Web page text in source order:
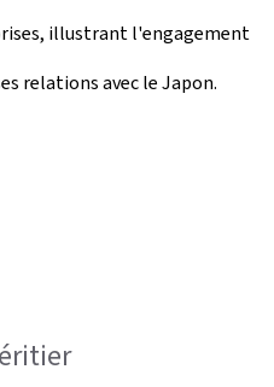
illustrant l'engagement
relations avec le Japon.